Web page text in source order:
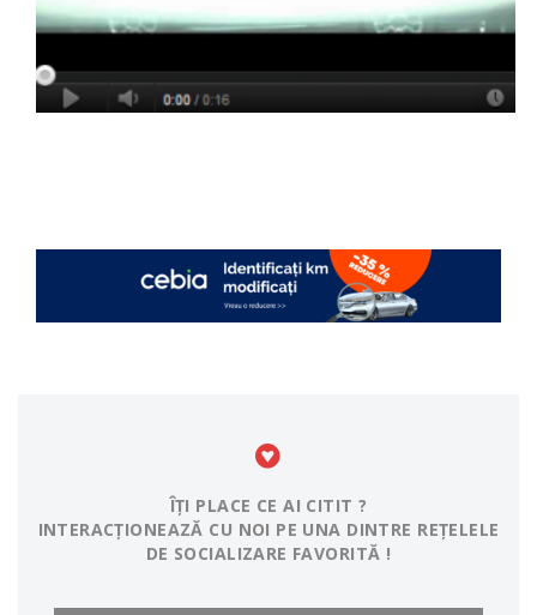
ÎȚI PLACE CE AI CITIT ?
INTERACȚIONEAZĂ CU NOI PE UNA DINTRE REȚELELE
DE SOCIALIZARE FAVORITĂ !